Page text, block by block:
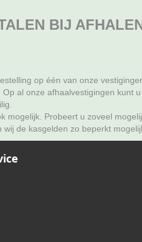
BIJ
op één van onze
al onze afhaalvestigingen kunt
mogelijk. Probeert u zoveel
de kasgelden zo beperkt